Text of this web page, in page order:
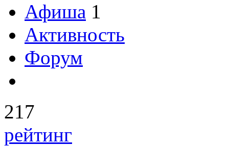
Афиша 1
Активность
Форум
217
рейтинг